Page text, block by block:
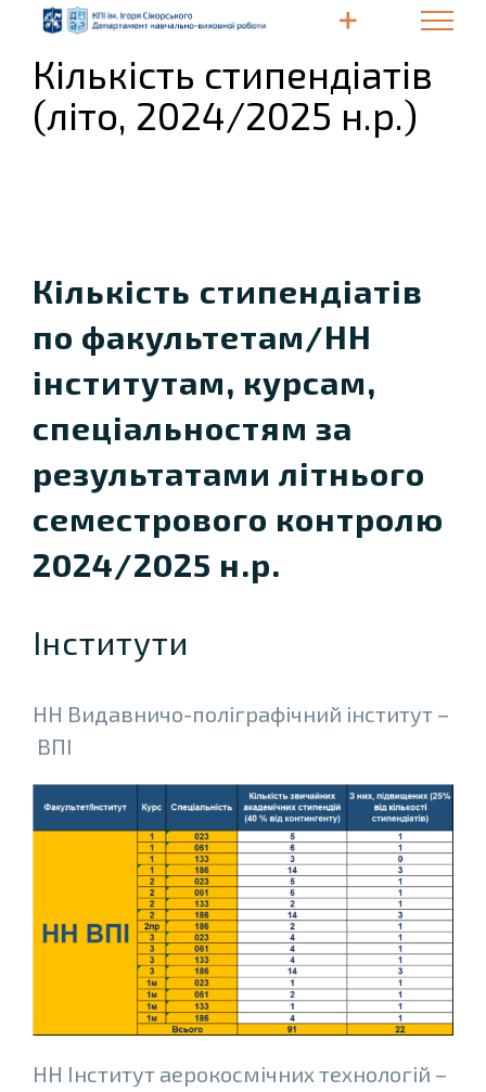
contentКількість стипендіатів
(літо, 2024/2025 н.р.)
Кількість стипендіатів
по факультетам/НН
інститутам, курсам,
спеціальностям за
результатами літнього
семестрового контролю
2024/2025 н.р.
Інститути
НН Видавничо-полiграфiчний інститут –
ВПІ
НН Інститут аерокосмічних технологій –